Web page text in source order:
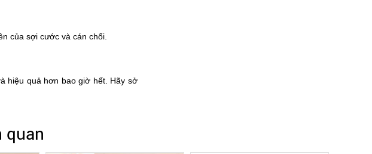
của sợi cước và cán chổi.
hiệu quả hơn bao giờ hết. Hãy sở
quan